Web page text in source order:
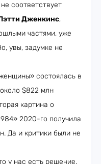
соответствует
Дженкинс,
частями, уже
увы, задумке не
состоялась в
$822 млн
картина о
2020-го получила
Да и критики были не
у нас есть решение.